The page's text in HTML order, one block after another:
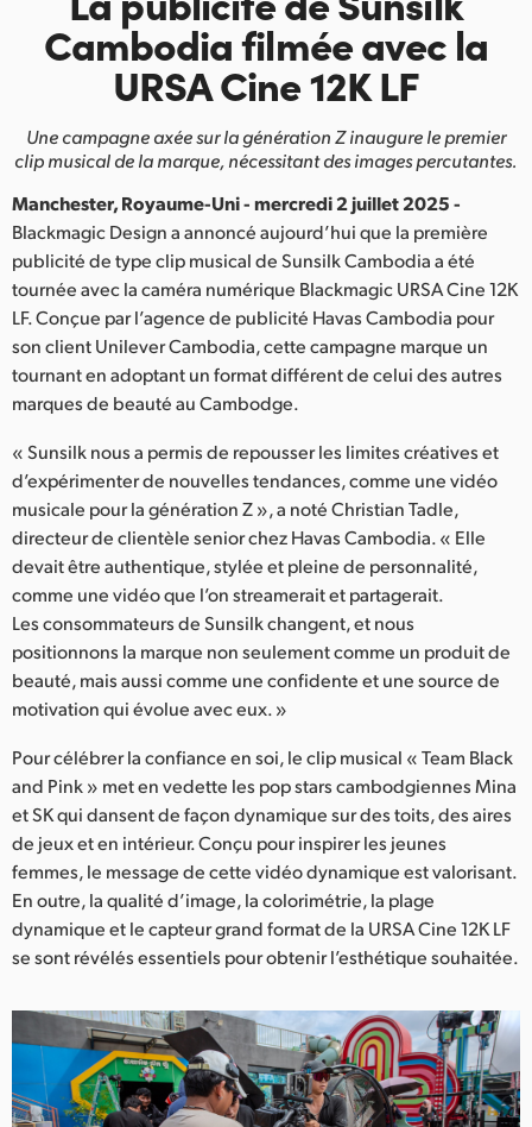
Finland
France
Hong Kong SAR, China
India
Japan
Korea
Malaysia
Netherlands
New Zealand
Norway
Poland
Singapore
South Africa
Spain
Sweden
Turkey
UAE
Cambodiafilmée avec la
URSA Cine 12K LF
Une campagne axée sur la génération Z inaugure lepremier
clip musical de la marque, nécessitant des images percutantes.
Manchester, Royaume-Uni - mercredi 2 juillet 2025 -
Blackmagic Design a annoncé aujourd’hui que la première
publicité de type clip musical de Sunsilk Cambodia a été
tournée avec la caméra numérique Blackmagic URSA Cine 12K
LF. Conçue par l’agence de publicité Havas Cambodia pour
son client Unilever Cambodia, cette campagne marque un
tournant en adoptant un format différent de celui des autres
marques de beauté au Cambodge.
« Sunsilk nous a permis de repousser les limites créatives et
d’expérimenter de nouvelles tendances, comme une vidéo
musicale pour la génération Z », a noté Christian Tadle,
directeur de clientèle senior chez Havas Cambodia. « Elle
devait être authentique, stylée et pleine de personnalité,
comme une vidéo que l’on streamerait et partagerait.
Les consommateurs de Sunsilk changent, et nous
positionnons la marque non seulement comme un produit de
beauté, mais aussi comme une confidente et une source de
motivation qui évolue avec eux. »
Pour célébrer la confiance en soi, le clip musical « Team Black
and Pink » met en vedette les pop stars cambodgiennes Mina
et SK qui dansent de façon dynamique sur des toits, des aires
de jeux et en intérieur. Conçu pour inspirer les jeunes
femmes, le message de cette vidéo dynamique est valorisant.
En outre, la qualité d’image, la colorimétrie, la plage
dynamique et le capteur grand format de la URSA Cine 12K LF
se sont révélés essentiels pour obtenir l’esthétique souhaitée.